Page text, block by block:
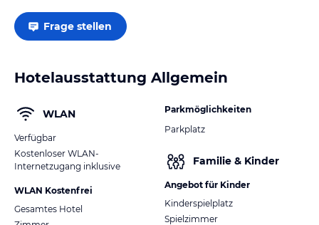
Frage stellen
Hotelausstattung Allgemein
WLAN
Verfügbar
Kostenloser WLAN-
Internetzugang inklusive
WLAN Kostenfrei
Gesamtes Hotel
Parkmöglichkeiten
Parkplatz
Familie & Kinder
Angebot für Kinder
Kinderspielplatz
Spielzimmer